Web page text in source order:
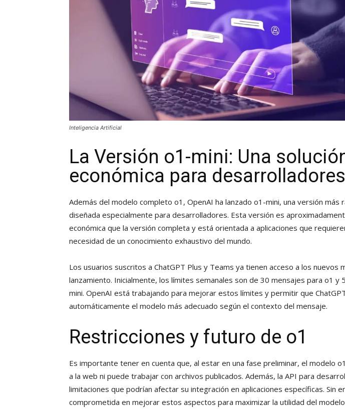
Inteligencia Artificial
La Versión o1-mini: Una
económica para desarrolladores
Además del modelo completo o1, OpenAI ha lanzado o1-mini, una versión más
diseñada especialmente para desarrolladores. Esta versión es
económica que la versión completa y está orientada a aplicaciones que
necesidad de un conocimiento exhaustivo del mundo.
Los usuarios suscritos a ChatGPT Plus y Teams ya tienen acceso a los nuevos
lanzamiento. Inicialmente, los límites semanales son de 30 mensajes para o1 y
mini. OpenAI está trabajando para mejorar estos límites y permitir que
automáticamente el modelo más adecuado según el contexto del mensaje.
Restricciones y futuro de o1
Es importante tener en cuenta que, al estar en una fase preliminar, el modelo
a la web ni puede trabajar con archivos publicados. Además, la API para
limitaciones que podrían afectar su integración en aplicaciones específicas. Sin
comprometida en mejorar estos aspectos para maximizar la utilidad del